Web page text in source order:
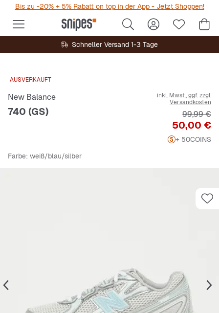
Bis zu -20% + 5% Rabatt on top in der App - Jetzt Shoppen!
Schneller Versand 1-3 Tage
AUSVERKAUFT
New Balance
740 (GS)
inkl. Mwst., ggf. zzgl.
Versandkosten
Preis
50,00 €
99,99 €
+ 50COINS
Farbe: weiß/blau/silber